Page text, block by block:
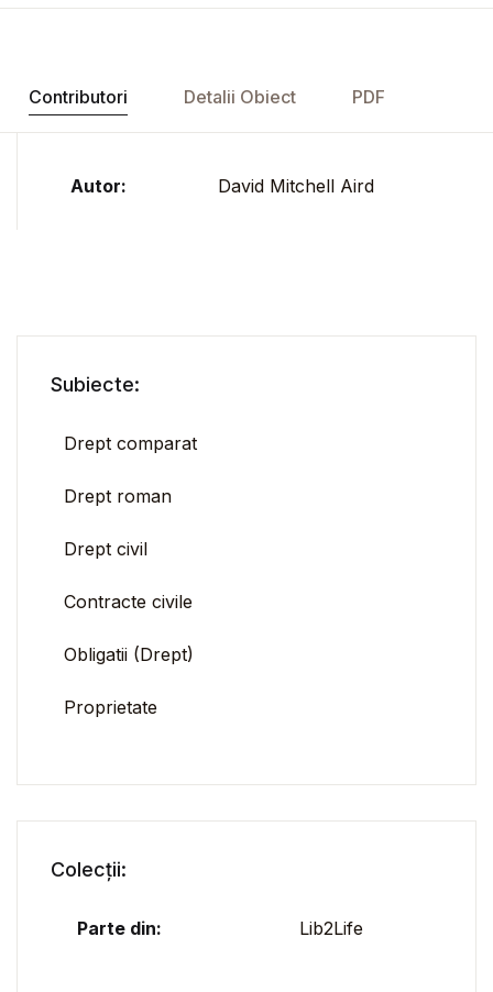
Contributori Detalii Obiect PDF
Autor: David Mitchell Aird
Subiecte:
Drept comparat
Drept roman
Drept civil
Contracte civile
Obligatii (Drept)
Proprietate
Colecții:
Parte din: Lib2Life